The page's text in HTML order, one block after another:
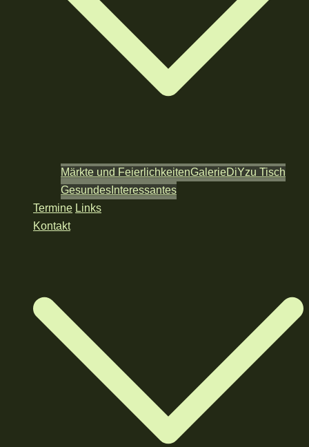
Märkte und FeierlichkeitenGalerieDiYzu Tisch
Gesundes Interessantes
Termine Links
Kontakt